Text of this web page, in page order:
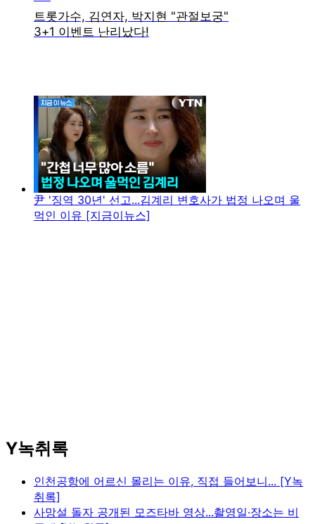
尹 '징역 30년' 선고...김계리 변호사가 법정 나오며 울
먹인 이유 [지금이뉴스]
Y녹취록
인천공항에 어르신 몰리는 이유, 직접 들어보니... [Y녹
취록]
사망설 돌자 공개된 모즈타바 영상...촬영일·장소는 비